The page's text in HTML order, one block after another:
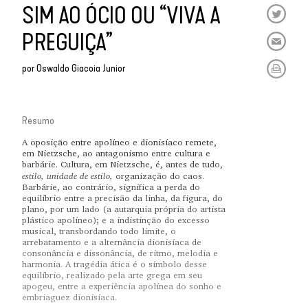
SIM AO ÓCIO OU “VIVA A
PREGUIÇA”
porOswaldo Giacoia Junior
Resumo
A oposição entre apolíneo e dionisíaco remete,
em Nietzsche, ao antagonismo entre cultura e
barbárie. Cultura, em Nietzsche, é, antes de tudo,
estilo, unidade de estilo, organização do caos.
Barbárie, ao contrário, significa a perda do
equilíbrio entre a precisão da linha, da figura, do
plano, por um lado (a autarquia própria do artista
plástico apolíneo); e a indistinção do excesso
musical, transbordando todo limite, o
arrebatamento e a alternância dionisíaca de
consonância e dissonância, de ritmo, melodia e
harmonia. A tragédia ática é o símbolo desse
equilíbrio, realizado pela arte grega em seu
apogeu, entre a experiência apolínea do sonho e
embriaguez dionisíaca.